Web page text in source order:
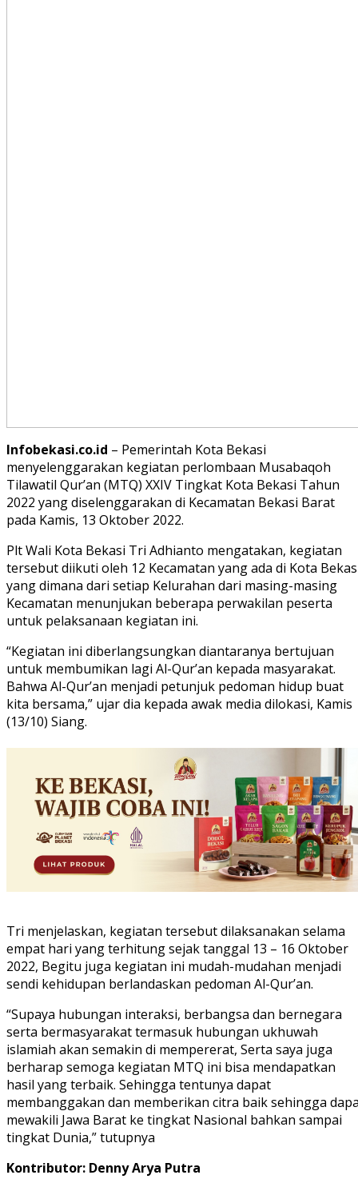
Infobekasi.co.id – Pemerintah Kota Bekasi
menyelenggarakan kegiatan perlombaan Musabaqoh
Tilawatil Qur’an (MTQ) XXIV Tingkat Kota Bekasi Tahun
2022 yang diselenggarakan di Kecamatan Bekasi Barat
pada Kamis, 13 Oktober 2022.
Plt Wali Kota Bekasi Tri Adhianto mengatakan, kegiatan
tersebut diikuti oleh 12 Kecamatan yang ada di Kota
yang dimana dari setiap Kelurahan dari masing-masing
Kecamatan menunjukan beberapa perwakilan peserta
untuk pelaksanaan kegiatan ini.
“Kegiatan ini diberlangsungkan diantaranya bertujuan
untuk membumikan lagi Al-Qur’an kepada masyarakat.
Bahwa Al-Qur’an menjadi petunjuk pedoman hidup buat
kita bersama,” ujar dia kepada awak media dilokasi, Kamis
(13/10) Siang.
Tri menjelaskan, kegiatan tersebut dilaksanakan selama
empat hari yang terhitung sejak tanggal 13 – 16 Oktober
2022, Begitu juga kegiatan ini mudah-mudahan menjadi
sendi kehidupan berlandaskan pedoman Al-Qur’an.
“Supaya hubungan interaksi, berbangsa dan bernegara
serta bermasyarakat termasuk hubungan ukhuwah
islamiah akan semakin di mempererat, Serta saya juga
berharap semoga kegiatan MTQ ini bisa mendapatkan
hasil yang terbaik. Sehingga tentunya dapat
membanggakan dan memberikan citra baik sehingga
mewakili Jawa Barat ke tingkat Nasional bahkan sampai
tingkat Dunia,” tutupnya
Kontributor: Denny Arya Putra